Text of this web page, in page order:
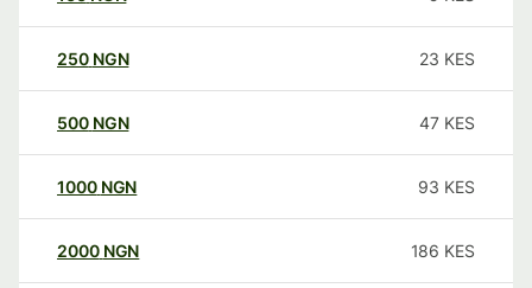
250 NGN 23 KES
500 NGN 47 KES
1000 NGN 93 KES
2000 NGN 186 KES